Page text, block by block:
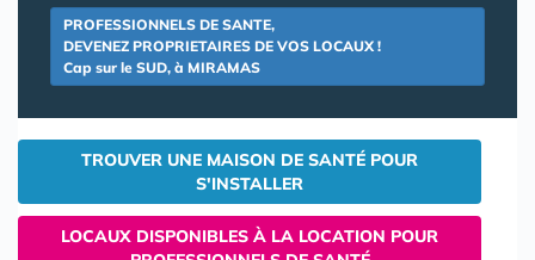
PROFESSIONNELS DE SANTE,
DEVENEZ PROPRIETAIRES DE VOS LOCAUX !
Cap sur le SUD, à MIRAMAS
TROUVER UNE MAISON DE SANTÉ POUR
S'INSTALLER
LOCAUX DISPONIBLES À LA LOCATION POUR